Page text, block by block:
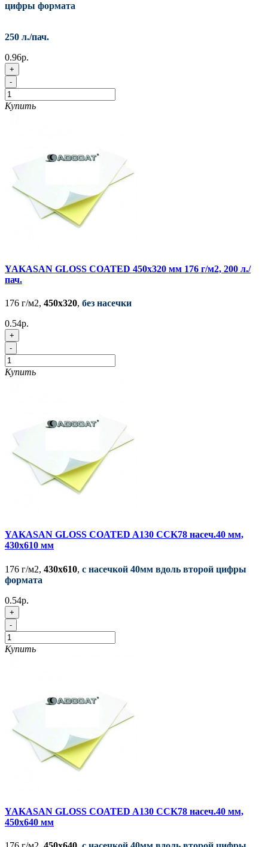
цифры формата
250 л./пач.
0.96р.
+
-
Купить
YAKASAN GLOSS COATED 450x320 мм 176 г/м2, 200 л./
пач.
176 г/м2, 450x320, без насечки
0.54р.
+
-
Купить
YAKASAN GLOSS COATED A130 CCK78 насеч.40 мм,
430x610 мм
176 г/м2, 430x610, с насечкой 40мм вдоль второй цифры
формата
0.54р.
+
-
Купить
YAKASAN GLOSS COATED A130 CCK78 насеч.40 мм,
450x640 мм